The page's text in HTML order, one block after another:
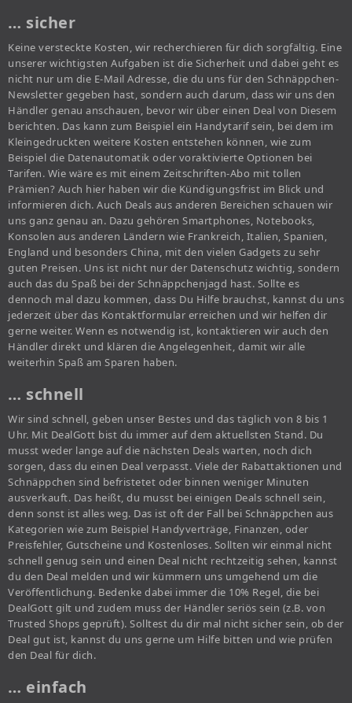
… sicher
Keine versteckte Kosten, wir recherchieren für dich sorgfältig. Eine
unserer wichtigsten Aufgaben ist die Sicherheit und dabei geht es
nicht nur um die E-Mail Adresse, die du uns für den Schnäppchen-
Newsletter gegeben hast, sondern auch darum, dass wir uns den
Händler genau anschauen, bevor wir über einen Deal von Diesem
berichten. Das kann zum Beispiel ein Handytarif sein, bei dem im
Kleingedruckten weitere Kosten entstehen können, wie zum
Beispiel die Datenautomatik oder voraktivierte Optionen bei
Tarifen. Wie wäre es mit einem Zeitschriften-Abo mit tollen
Prämien? Auch hier haben wir die Kündigungsfrist im Blick und
informieren dich. Auch Deals aus anderen Bereichen schauen wir
uns ganz genau an. Dazu gehören Smartphones, Notebooks,
Konsolen aus anderen Ländern wie Frankreich, Italien, Spanien,
England und besonders China, mit den vielen Gadgets zu sehr
guten Preisen. Uns ist nicht nur der Datenschutz wichtig, sondern
auch das du Spaß bei der Schnäppchenjagd hast. Sollte es
dennoch mal dazu kommen, dass Du Hilfe brauchst, kannst du uns
jederzeit über das Kontaktformular erreichen und wir helfen dir
gerne weiter. Wenn es notwendig ist, kontaktieren wir auch den
Händler direkt und klären die Angelegenheit, damit wir alle
weiterhin Spaß am Sparen haben.
… schnell
Wir sind schnell, geben unser Bestes und das täglich von 8 bis 1
Uhr. Mit DealGott bist du immer auf dem aktuellsten Stand. Du
musst weder lange auf die nächsten Deals warten, noch dich
sorgen, dass du einen Deal verpasst. Viele der Rabattaktionen und
Schnäppchen sind befristetet oder binnen weniger Minuten
ausverkauft. Das heißt, du musst bei einigen Deals schnell sein,
denn sonst ist alles weg. Das ist oft der Fall bei Schnäppchen aus
Kategorien wie zum Beispiel Handyverträge, Finanzen, oder
Preisfehler, Gutscheine und Kostenloses. Sollten wir einmal nicht
schnell genug sein und einen Deal nicht rechtzeitig sehen, kannst
du den Deal melden und wir kümmern uns umgehend um die
Veröffentlichung. Bedenke dabei immer die 10% Regel, die bei
DealGott gilt und zudem muss der Händler seriös sein (z.B. von
Trusted Shops geprüft). Solltest du dir mal nicht sicher sein, ob der
Deal gut ist, kannst du uns gerne um Hilfe bitten und wie prüfen
den Deal für dich.
… einfach